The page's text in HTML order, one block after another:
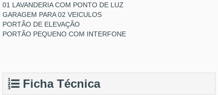
01 LAVANDERIA COM PONTO DE LUZ
GARAGEM PARA 02 VEICULOS
PORTÃO DE ELEVAÇÃO
PORTÃO PEQUENO COM INTERFONE
Ficha Técnica